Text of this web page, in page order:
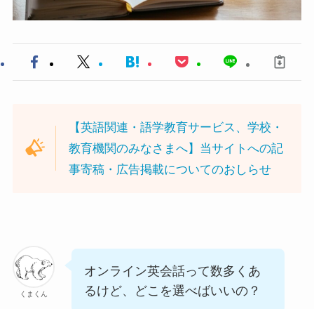
【英語関連・語学教育サービス、学校・
教育機関のみなさまへ】当サイトへの記
事寄稿・広告掲載についてのおしらせ
くまくん
オンライン英会話って数多くあ
るけど、どこを選べばいいの？